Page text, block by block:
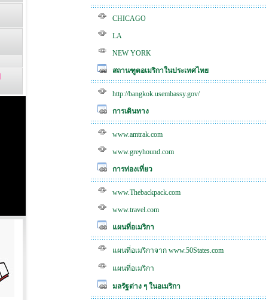
CHICAGO
LA
NEW YORK
สถานฑูตอเมริกาในประเทศไทย
http://bangkok.usembassy.gov/
การเดินทาง
www.amtrak.com
www.greyhound.com
การท่องเที่ยว
www.Thebackpack.com
www.travel.com
แผนที่อเมริกา
แผนที่อเมริกาจาก www.50States.com
แผนที่อเมริกา
มลรัฐต่าง ๆ ในอเมริกา